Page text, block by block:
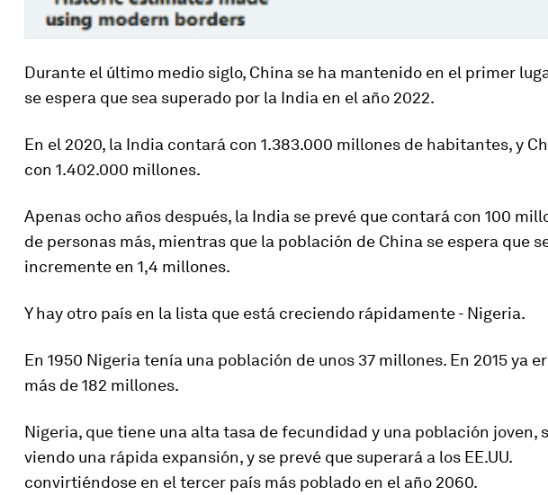
Durante el último medio siglo, China se ha mantenido en el primer
se espera que sea superado por la India en el año 2022.
En el 2020, la India contará con 1.383.000 millones de habitantes, y
con 1.402.000 millones.
Apenas ocho años después, la India se prevé que contará con 100
de personas más, mientras que la población de China se espera que
incremente en 1,4 millones.
Y hay otro país en la lista que está creciendo rápidamente - Nigeria.
En 1950 Nigeria tenía una población de unos 37 millones. En 2015 ya
más de 182 millones.
Nigeria, que tiene una alta tasa de fecundidad y una población joven,
viendo una rápida expansión, y se prevé que superará a los EE.UU.
convirtiéndose en el tercer país más poblado en el año 2060.